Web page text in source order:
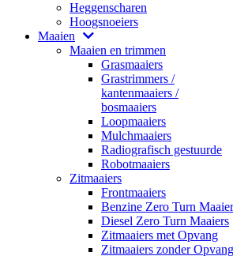
Heggenscharen
Hoogsnoeiers
Maaien
Maaien en trimmen
Grasmaaiers
Grastrimmers /
kantenmaaiers /
bosmaaiers
Loopmaaiers
Mulchmaaiers
Radiografisch gestuurde
Robotmaaiers
Zitmaaiers
Frontmaaiers
Benzine Zero Turn
Diesel Zero Turn Maaiers
Zitmaaiers met Opvang
Zitmaaiers zonder Opvang